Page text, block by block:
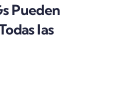
Pueden
las